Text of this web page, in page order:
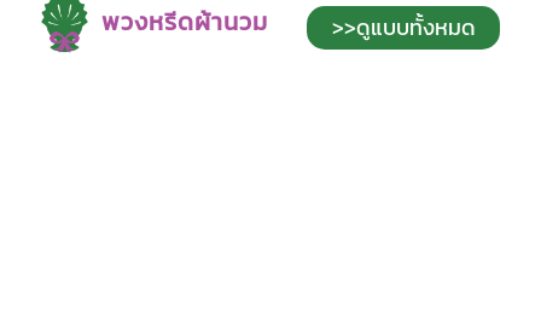
พวงหรีดผ้านวม >>ดูแบบทั้งหมด